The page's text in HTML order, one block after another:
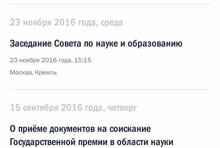
23 ноября 2016 года, среда
Заседание Совета по науке и образованию
23 ноября 2016 года, 15:15
Москва, Кремль
15 сентября 2016 года, четверг
О приёме документов на соискание
Государственной премии в области науки